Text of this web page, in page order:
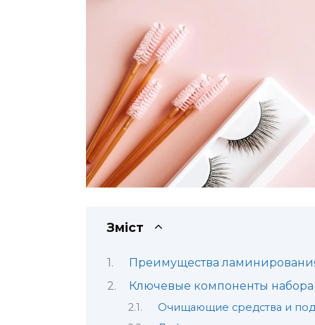
Зміст
Преимущества
Ключевые компоненты
Очищающие средства и